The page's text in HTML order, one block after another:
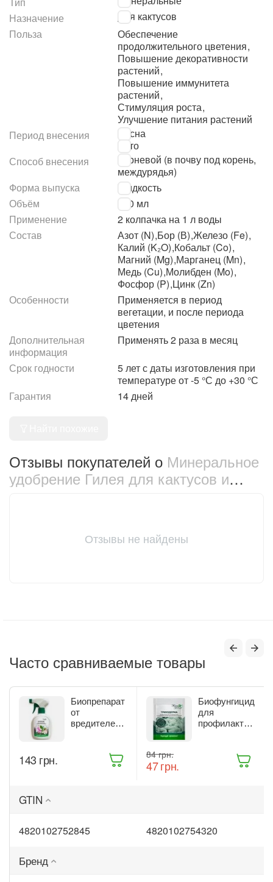
Назначение
Для кактусов
Польза
Обеспечение
продолжительного цветения,
Повышение декоративности
растений,
Повышение иммунитета
растений,
Стимуляция роста,
Улучшение питания растений
Период внесения
Весна
Лето
Способ внесения
Корневой (в почву под корень,
междурядья)
Форма выпуска
Жидкость
Объём
250 мл
Применение
2 колпачка на 1 л воды
Состав
Азот (N),Бор (В),Железо (Fe),
Калий (K₂O),Кобальт (Co),
Магний (Mg),Марганец (Mn),
Медь (Cu),Молибден (Mo),
Фосфор (P),Цинк (Zn)
Особенности
Применяется в период
вегетации, и после периода
цветения
Дополнительная
информация
Применять 2 раза в месяц
Срок годности
5 лет с даты изготовления при
температуре от -5 °С до +30 °С
Гарантия
14 дней
Отзывы покупателей о Минеральное
удобрение Гилея для кактусов и
Отзывы не найдены
Часто сравниваемые товары
Биопрепарат
от
вредителей
Жива Земля
‍143‍ грн.
Биофунгицид
для
профилактики
Жива Земля
Триходерма
‍84‍ грн.
‍47‍грн.
GTIN
4820102752845 4820102754320
Бренд